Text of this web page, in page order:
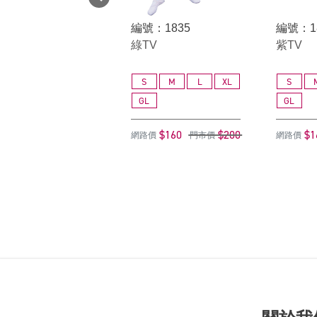
編號：1835
綠TV
S M L
XL
GL
網路價 $160 門市價 $200
編號：
紫TV
S
GL
網路價